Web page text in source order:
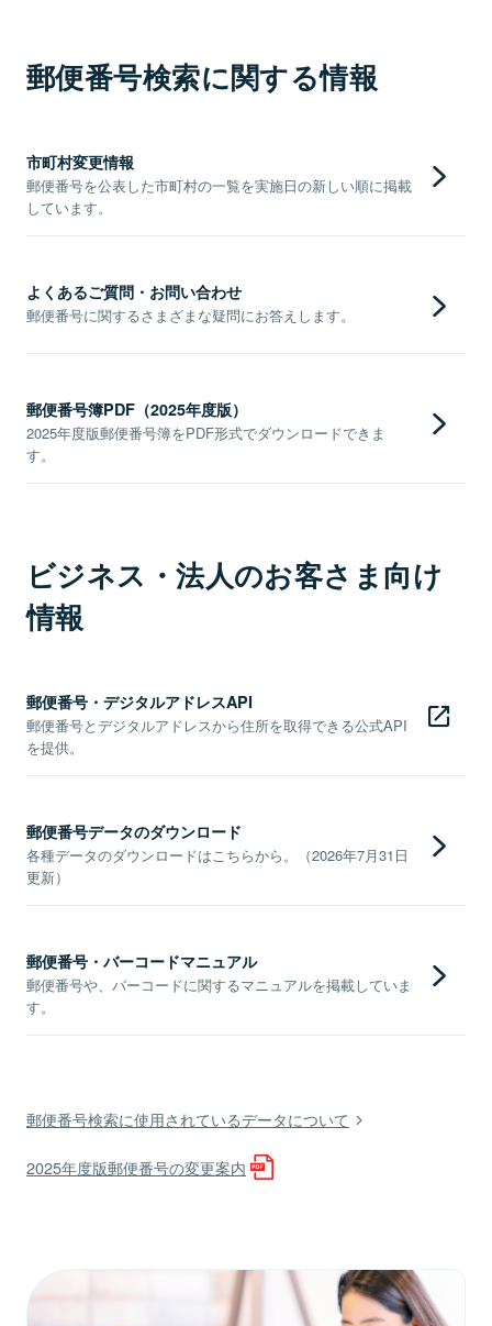
郵便番号検索に関する情報
市町村変更情報
郵便番号を公表した市町村の一覧を実施日の新しい順に掲載
しています。
よくあるご質問・お問い合わせ
郵便番号に関するさまざまな疑問にお答えします。
郵便番号簿PDF（2025年度版）
2025年度版郵便番号簿をPDF形式でダウンロードできま
す。
ビジネス・法人のお客さま向け
情報
郵便番号・デジタルアドレスAPI
郵便番号とデジタルアドレスから住所を取得できる公式API
を提供。
郵便番号データのダウンロード
各種データのダウンロードはこちらから。（2026年7月31日
更新）
郵便番号・バーコードマニュアル
郵便番号や、バーコードに関するマニュアルを掲載していま
す。
郵便番号検索に使用されているデータについて
2025年度版郵便番号の変更案内